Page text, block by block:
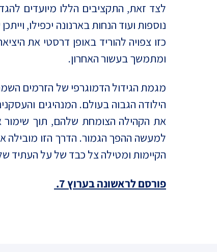
לצד זאת, התקציבים הללו מיועדים
נוספות ועוד הנחות בארנונה יכפילו,
כזו צפויה להוריד באופן דרסטי את
ומתמשך בעשור האחרון.
הילודה הגבוה בעולם. המנהיגים
את הקהילה הצומחת שלהם, תוך
הקיימות ומטילה צל כבד של על העתיד
פורסם לראשונה בערוץ 7.